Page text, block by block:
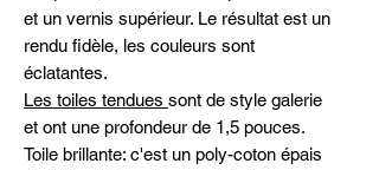
et un vernis supérieur. Le résultat est un
rendu fidèle, les couleurs sont
éclatantes.
Les toiles tendues sont de style galerie
et ont une profondeur de 1,5 pouces.
Toile brillante: c'est un poly-coton épais